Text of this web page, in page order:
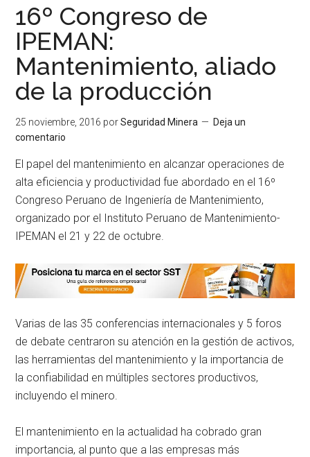
16º Congreso de
IPEMAN:
Mantenimiento, aliado
de la producción
25 noviembre, 2016 porSeguridad Minera
Deja un
comentario
El papel del mantenimiento en alcanzar operaciones de
alta eficiencia y productividad fue abordado en el 16º
Congreso Peruano de Ingeniería de Mantenimiento,
organizado por el Instituto Peruano de Mantenimiento-
IPEMAN el 21 y 22 de octubre.
Varias de las 35 conferencias internacionales y 5 foros
de debate centraron su atención en la gestión de activos,
las herramientas del mantenimiento y la importancia de
la confiabilidad en múltiples sectores productivos,
incluyendo el minero.
El mantenimiento en la actualidad ha cobrado gran
importancia, al punto que a las empresas más